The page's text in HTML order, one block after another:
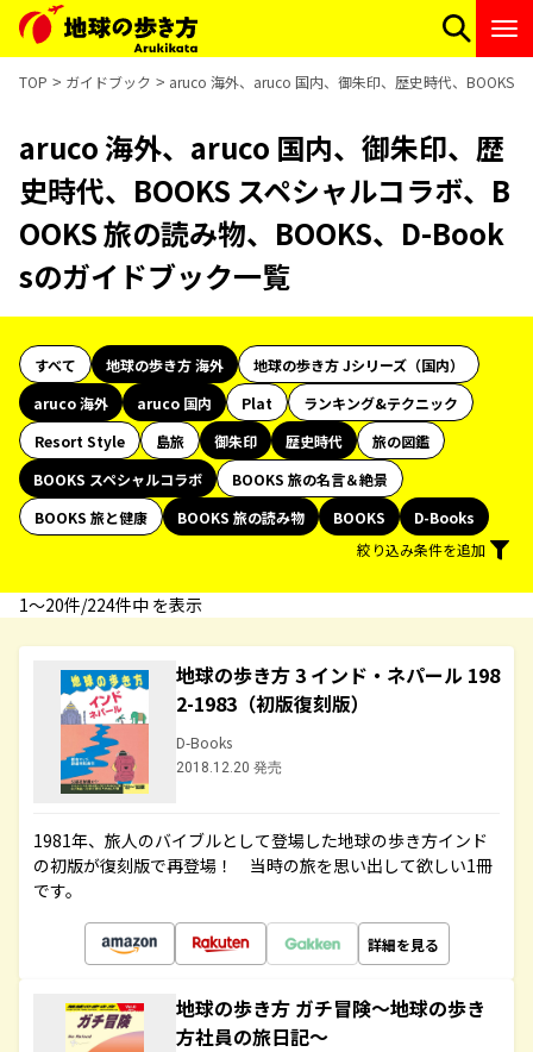
TOP ガイドブック aruco 海外、aruco 国内、御朱印、歴史時代、BOOKS
aruco 海外、aruco 国内、御朱印、歴
史時代、BOOKS スペシャルコラボ、B
OOKS 旅の読み物、BOOKS、D-Book
sのガイドブック一覧
すべて 地球の歩き方 海外
地球の歩き方 Jシリーズ（国内）
aruco 海外
aruco 国内 Plat
ランキング&テクニック
Resort Style
島旅 御朱印 歴史時代
旅の図鑑
BOOKS スペシャルコラボ
BOOKS 旅の名言＆絶景
BOOKS 旅と健康
BOOKS 旅の読み物 BOOKS
D-Books
絞り込み条件を追加
1〜20件/224件中 を表示
地球の歩き方 3 インド・ネパール 198
2-1983（初版復刻版）
D-Books
2018.12.20 発売
1981年、旅人のバイブルとして登場した地球の歩き方インド
の初版が復刻版で再登場！ 当時の旅を思い出して欲しい1冊
です。
詳細を見る
地球の歩き方 ガチ冒険～地球の歩き
方社員の旅日記～